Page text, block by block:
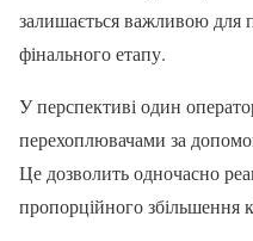
залишається важливою для
фінального етапу.
У перспективі один
перехоплювачами за
Це дозволить одночасно
пропорційного збільшення